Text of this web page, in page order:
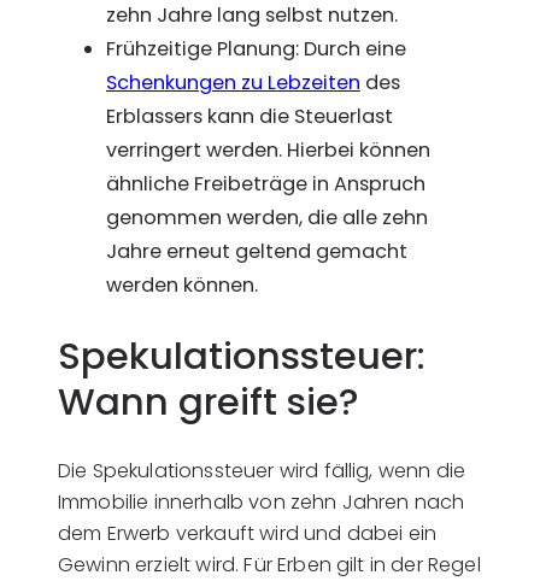
zehn Jahre lang selbst nutzen.
Frühzeitige Planung: Durch eine
Schenkungen zu Lebzeiten des
Erblassers kann die Steuerlast
verringert werden. Hierbei können
ähnliche Freibeträge in Anspruch
genommen werden, die alle zehn
Jahre erneut geltend gemacht
werden können.
Spekulationssteuer:
Wann greift sie?
Die Spekulationssteuer wird fällig, wenn die
Immobilie innerhalb von zehn Jahren nach
dem Erwerb verkauft wird und dabei ein
Gewinn erzielt wird. Für Erben gilt in der Regel